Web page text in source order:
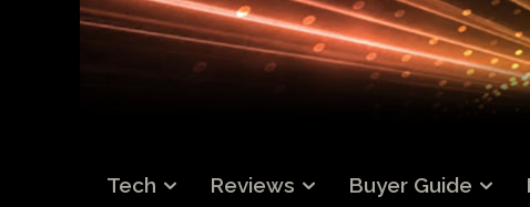
Tech Reviews Buyer Guide